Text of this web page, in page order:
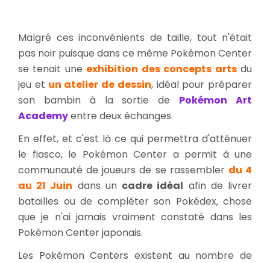
Malgré ces inconvénients de taille, tout n'était
pas noir puisque dans ce même Pokémon Center
se tenait une exhibition des concepts artsdu
jeu et un atelier de dessin, idéal pour préparer
son bambin à la sortie de Pokémon Art
Academyentre deux échanges.
En effet, et c'est là ce qui permettra d'atténuer
le fiasco, le Pokémon Center a permit à une
communauté de joueurs de se rassembler du 4
au 21 Juin dans un cadre idéal afin de livrer
batailles ou de compléter son Pokédex, chose
que je n'ai jamais vraiment constaté dans les
Pokémon Center japonais.
Les Pokémon Centers existent au nombre de